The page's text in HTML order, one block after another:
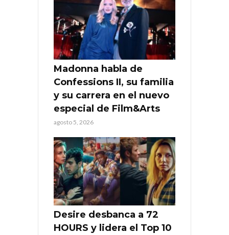
Madonna habla de
Confessions II, su familia
y su carrera en el nuevo
especial de Film&Arts
agosto 5, 2026
Desire desbanca a 72
HOURS y lidera el Top 10